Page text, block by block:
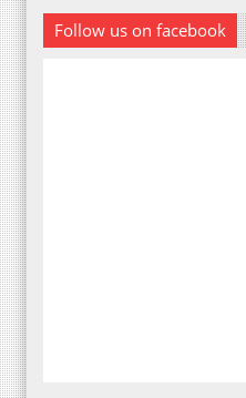
Follow us on facebook